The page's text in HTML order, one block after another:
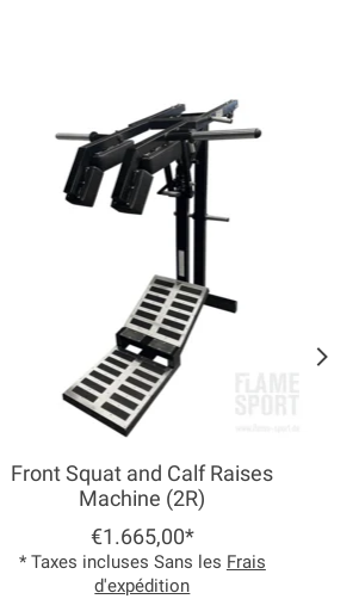
Front Squat and Calf Raises
Machine (2R)
€1.665,00*
* Taxes incluses Sans les Frais
d'expédition